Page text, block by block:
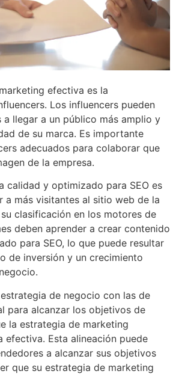
efectiva es la
Los influencers pueden
a llegar a un público más amplio y
de su marca. Es importante
adecuados para colaborar que
de la empresa.
calidad y optimizado para SEO es
a más visitantes al sitio web de la
clasificación en los motores de
deben aprender a crear contenido
para SEO, lo que puede resultar
de inversión y un crecimiento
de negocio con las de
para alcanzar los objetivos de
la estrategia de marketing
efectiva. Esta alineación puede
a alcanzar sus objetivos
que su estrategia de marketing